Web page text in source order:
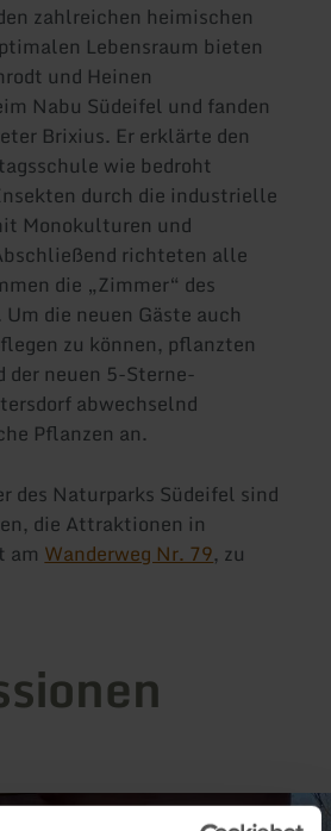
zahlreichen heimischen
Lebensraum bieten
und Heinen
Nabu Südeifel und fanden
Brixius. Er erklärte den
wie bedroht
durch die industrielle
Monokulturen und
richteten alle
die „Zimmer“ des
die neuen Gäste auch
zu können, pflanzten
der neuen 5-Sterne-
abwechselnd
Pflanzen an.
des Naturparks Südeifel sind
die Attraktionen in
amWanderweg Nr. 79, zu